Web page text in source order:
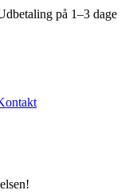
på 1–3 dage